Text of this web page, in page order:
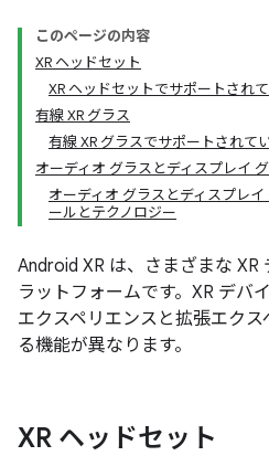
このページの内容
XR ヘッドセット
XR ヘッドセットでサポートされ
有線 XR グラス
有線 XR グラスでサポートされて
オーディオ グラスとディスプレイ
オーディオ グラスとディスプレ
ールとテクノロジー
Android XR は、さまざまな
ラットフォームです。XR デバ
エクスペリエンスと拡張エク
る機能が異なります。
XR ヘッドセット